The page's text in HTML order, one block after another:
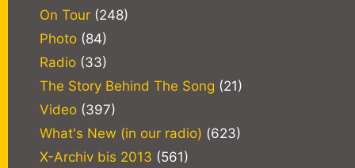
On Tour (248)
Photo (84)
Radio (33)
The Story Behind The Song (21)
Video (397)
What's New (in our radio) (623)
X-Archiv bis 2013 (561)